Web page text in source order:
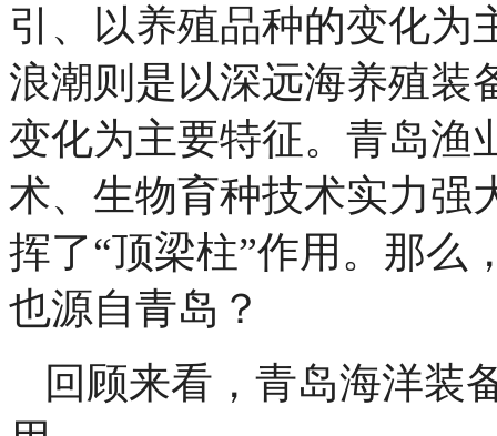
引、以养殖品种的变化为
浪潮则是以深远海养殖装
变化为主要特征。青岛渔
术、生物育种技术实力强
挥了“顶梁柱”作用。那么
也源自青岛？
回顾来看，青岛海洋装